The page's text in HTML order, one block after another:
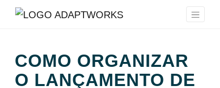
COMO ORGANIZAR
O LANÇAMENTO DE